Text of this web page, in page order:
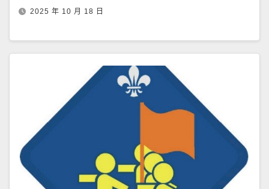
2025 年 10 月 18 日